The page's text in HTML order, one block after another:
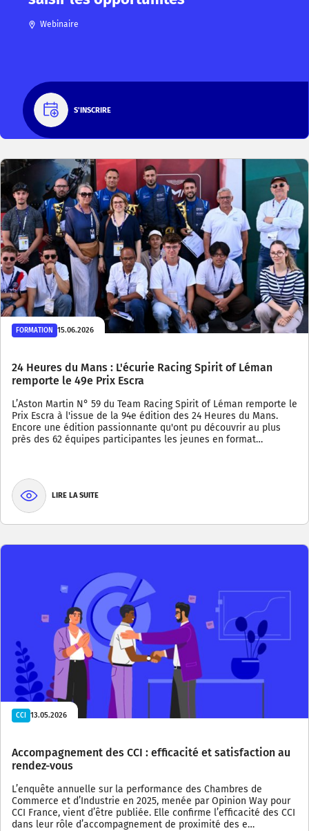
Webinaire
S'INSCRIRE
FORMATION 15.06.2026
24 Heures du Mans : L'écurie Racing Spirit of Léman
remporte le 49e Prix Escra
L’Aston Martin N° 59 du Team Racing Spirit of Léman remporte le
Prix Escra à l'issue de la 94e édition des 24 Heures du Mans.
Encore une édition passionnante qu'ont pu découvrir au plus
près des 62 équipes participantes les jeunes en format…
LIRE LA SUITE
CCI 13.05.2026
Accompagnement des CCI : efficacité et satisfaction au
rendez-vous
L’enquête annuelle sur la performance des Chambres de
Commerce et d’Industrie en 2025, menée par Opinion Way pour
CCI France, vient d’être publiée. Elle confirme l’efficacité des CCI
dans leur rôle d’accompagnement de proximité des e…